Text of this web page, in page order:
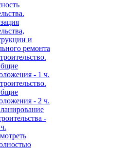
и
ремонта
- 1 ч.
- 2 ч.
-